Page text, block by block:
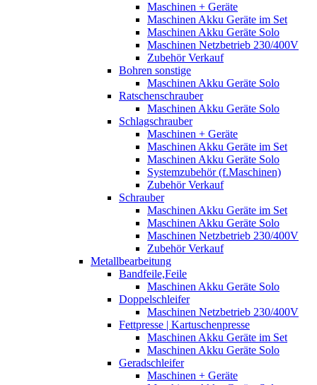
Maschinen + Geräte
Maschinen Akku Geräte im Set
Maschinen Akku Geräte Solo
Maschinen Netzbetrieb 230/400V
Zubehör Verkauf
Bohren sonstige
Maschinen Akku Geräte Solo
Ratschenschrauber
Maschinen Akku Geräte Solo
Schlagschrauber
Maschinen + Geräte
Maschinen Akku Geräte im Set
Maschinen Akku Geräte Solo
Systemzubehör (f.Maschinen)
Zubehör Verkauf
Schrauber
Maschinen Akku Geräte im Set
Maschinen Akku Geräte Solo
Maschinen Netzbetrieb 230/400V
Zubehör Verkauf
Metallbearbeitung
Bandfeile,Feile
Maschinen Akku Geräte Solo
Doppelschleifer
Maschinen Netzbetrieb 230/400V
Fettpresse | Kartuschenpresse
Maschinen Akku Geräte im Set
Maschinen Akku Geräte Solo
Geradschleifer
Maschinen + Geräte